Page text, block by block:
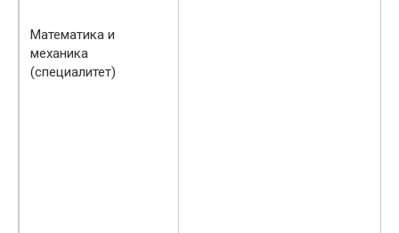
Математика и
механика
(специалитет)